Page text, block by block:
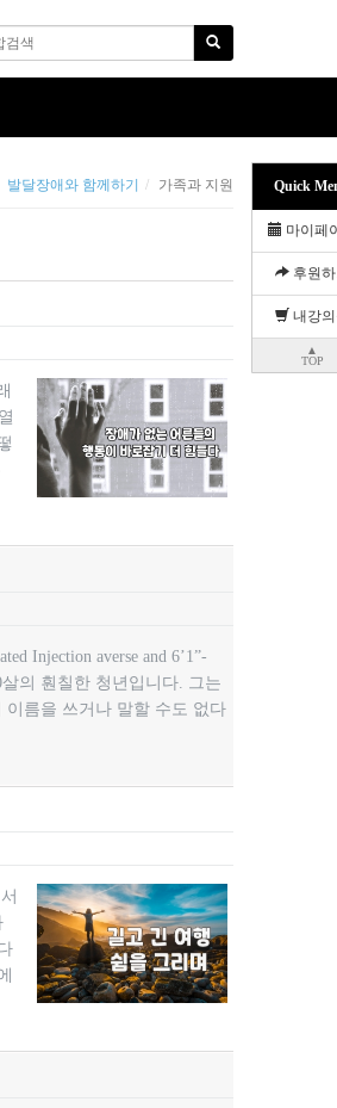
발달장애와 함께하기 가족과 지원
Injection averse and 6’1”-
살의 훤칠한 청년입니다. 그는
름을 쓰거나 말할 수도 없다
Quick
마이페
후원하
내강
▲
TOP